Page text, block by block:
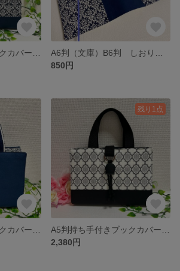
850円
残り1点
2,380円